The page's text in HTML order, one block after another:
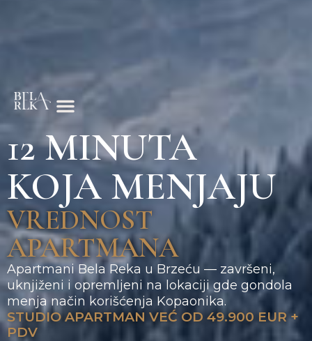
12 MINUTA
KOJA MENJAJU
VREDNOST
APARTMANA
Apartmani Bela Reka u Brzeću — završeni,
uknjiženi i opremljeni na lokaciji gde gondola
menja način korišćenja Kopaonika.
STUDIO APARTMAN VEĆ OD 49.900 EUR +
PDV